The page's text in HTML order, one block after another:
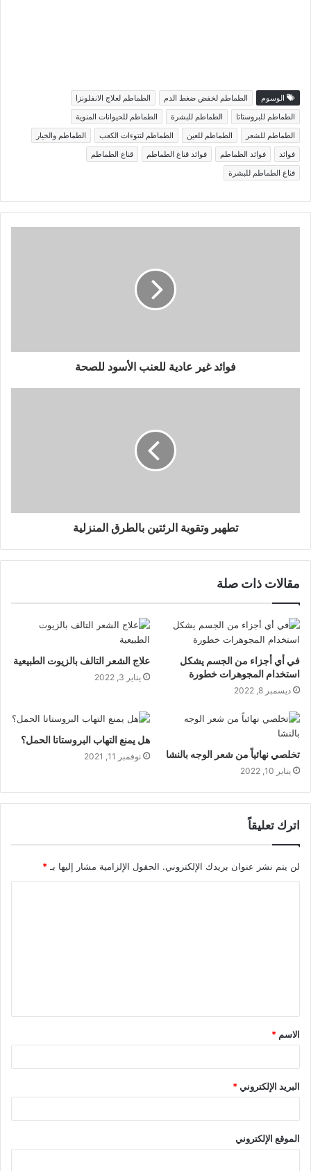
الوسوم الطماطم لخفض ضغط الدم
الطماطم لعلاج الانفلونزا
الطماطم للبروستاتا
الطماطم للبشرة
الطماطم للحيوانات المنوية
الطماطم للشعر
الطماطم للعين الطماطم لنتوءات الكعب
الطماطم والخيار
فوائد
فوائد الطماطم فوائد قناع الطماطم
قناع الطماطم
قناع الطماطم للبشرة
فوائد غير عادية للعنب الأسود للصحة
تطهير وتقوية الرئتين بالطرق المنزلية
مقالات ذات صلة
في أي أجزاء من الجسم يشكل
استخدام المجوهرات خطورة
ديسمبر 8, 2022
علاج الشعر التالف بالزيوت الطبيعية
يناير 3, 2022
تخلصي نهائياً من شعر الوجه بالنشا
يناير 10, 2022
هل يمنع التهاب البروستاتا الحمل؟
نوفمبر 11, 2021
اترك تعليقاً
لن يتم نشر عنوان بريدك الإلكتروني. الحقول الإلزامية مشار إليها بـ *
ق
*
الاسم *
البريد الإلكتروني*
الموقع الإلكتروني